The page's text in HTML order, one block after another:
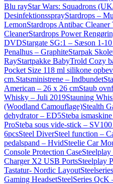
Blu rayStar Wars: Squadrons
DesinfektionssprayStardrops –
LemonStardrops Antibac Cleaner
CleanerStardrops Power
DVDStargate SG:1 – Sæson 1-
Penalhus – GraphiteStarpak
RayStartpakke BabyTrold Cozy
Pocket Size 118 ml silikone
cm.Statsministrene – Indbundet
American – 26 x 26 cmStaub
Whisky – Juli 2019Stauning
(Woodland Camouflage)Stealth
dehydrator – ED5Steba
ProSteba sous vide-stick –
6pcsSteel DiverSteel function –
pedalspand – HvidSteelie Car
Console Protection Case
Charger X2 USB PortsSteelplay
Tastatur- Nordic Layout
Gaming HeadsetSteelSeries QcK